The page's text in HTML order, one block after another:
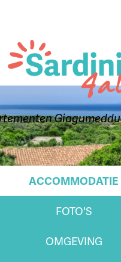
Giagumeddu
ACCOMMODATIE
FOTO'S
OMGEVING